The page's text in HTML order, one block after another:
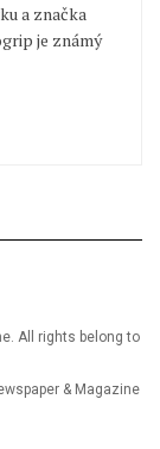
a značka
je známý
All rights belong to
& Magazine